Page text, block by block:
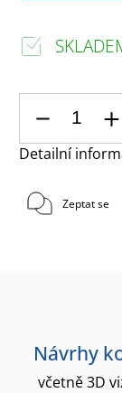
Detailní
Zeptat se
Návrhy
včetně 3D